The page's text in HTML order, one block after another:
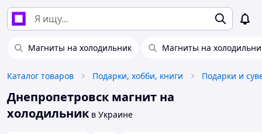
Магниты на холодильник Магниты на
Каталог товаров Подарки, хобби, книги Подарки и
Днепропетровск магнит на
холодильник в Украине